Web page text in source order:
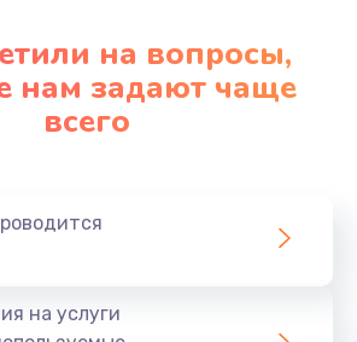
на вопросы,
нам задают чаще
всего
на услуги